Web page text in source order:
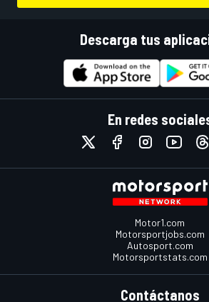
Descarga tus
En redes
Motor1.com
Motorsportjobs.com
Autosport.com
Motorsportstats.com
Contáctanos